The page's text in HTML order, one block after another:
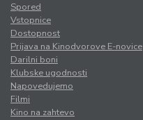
Spored
Vstopnice
Dostopnost
Prijava na Kinodvorove E-novice
Darilni boni
Klubske ugodnosti
Napovedujemo
Filmi
Kino na zahtevo